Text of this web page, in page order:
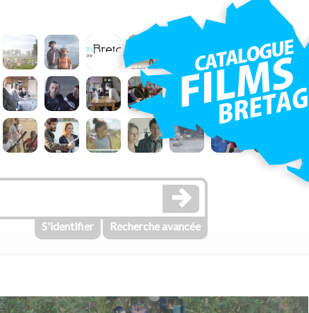
S'identifier Recherche avancée